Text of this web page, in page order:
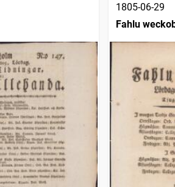
1805-06-29
Fahlu